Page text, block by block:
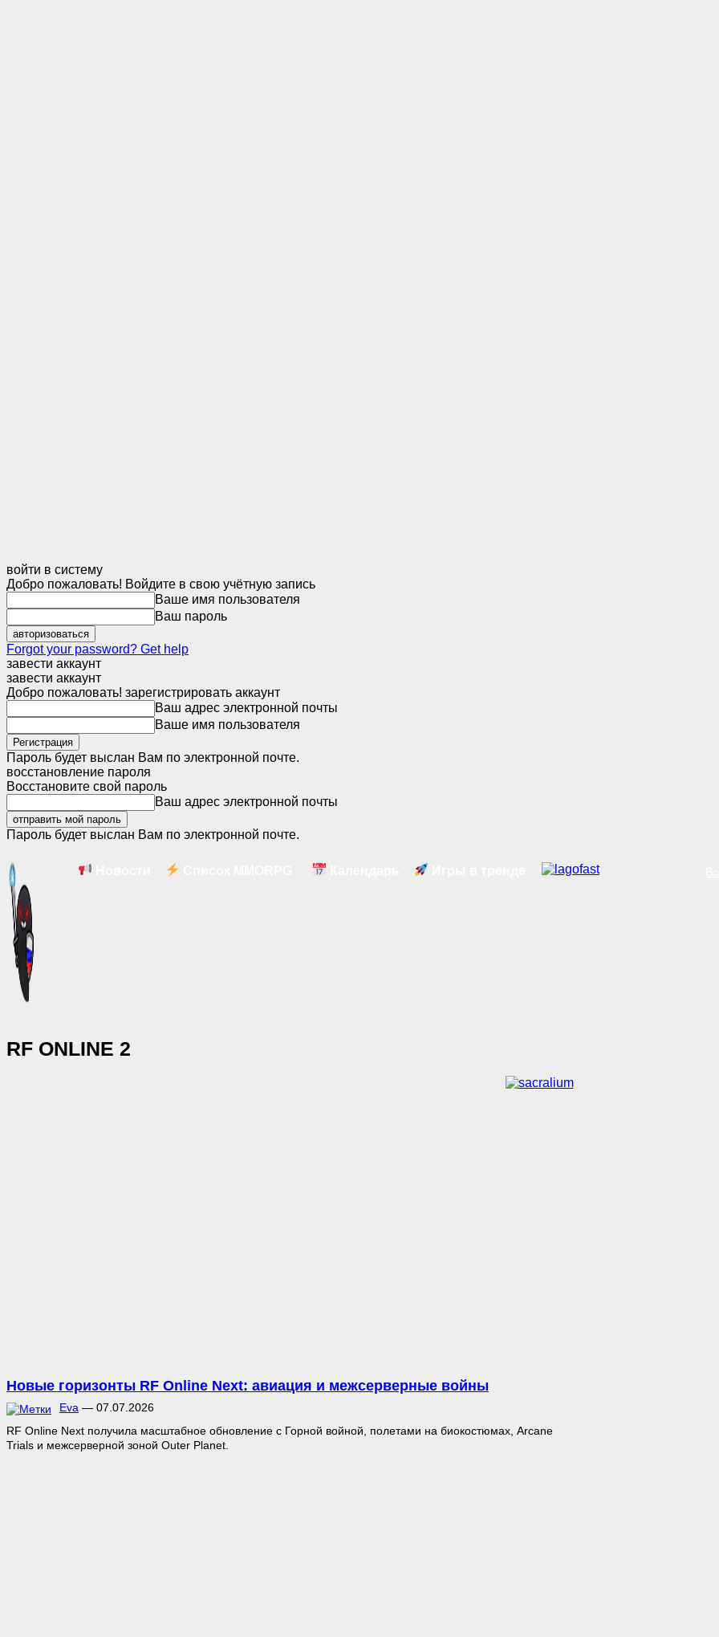
войти в систему
Добро пожаловать! Войдите в свою учётную запись
Ваше имя пользователя
Ваш пароль
Forgot your password? Get help
завести аккаунт
завести аккаунт
Добро пожаловать! зарегистрировать аккаунт
Ваш адрес электронной почты
Ваше имя пользователя
Пароль будет выслан Вам по электронной почте.
восстановление пароля
Восстановите свой пароль
Ваш адрес электронной почты
Пароль будет выслан Вам по электронной почте.
RF ONLINE 2
Новые горизонты RF Online Next: авиация и межсерверные войны
Eva — 07.07.2026
RF Online Next получила масштабное обновление с Горной войной, полетами на биокостюмах, Arcane
Trials и межсерверной зоной Outer Planet.